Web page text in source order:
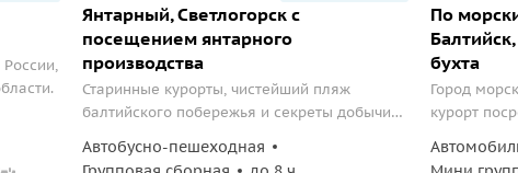
Янтарный, Светлогорск с
посещением янтарного
производства
Старинные курорты, чистейший пляж
балтийского побережья и секреты добычи
Автобусно-пешеходная
По
бухта
Город
курорт